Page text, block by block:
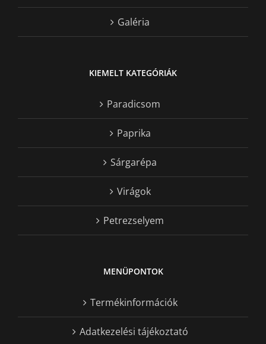
Galéria
KIEMELT KATEGÓRIÁK
Paradicsom
Paprika
Sárgarépa
Virágok
Petrezselyem
MENÜPONTOK
Termékinformációk
Adatkezelési tájékoztató